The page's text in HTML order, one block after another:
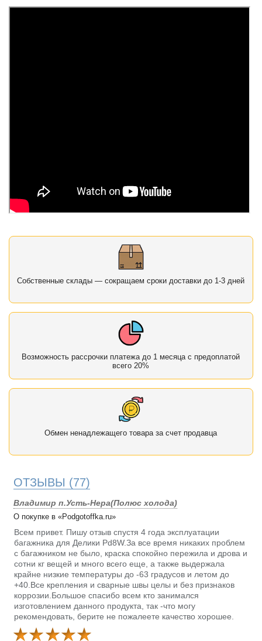
Собственные склады — сокращаем сроки доставки до 1-3 дней
Возможность рассрочки платежа до 1 месяца с предоплатой
всего 20%
Обмен ненадлежащего товара за счет продавца
ОТЗЫВЫ (77)
Владимир п.Усть-Нера(Полюс холода)
О покупке в «Podgotoffka.ru»
Всем привет. Пишу отзыв спустя 4 года эксплуатации
багажника для Делики Pd8W.За все время никаких проблем
с багажником не было, краска спокойно пережила и дрова и
сотни кг вещей и много всего еще, а также выдержала
крайне низкие температуры до -63 градусов и летом до
+40.Все крепления и сварные швы целы и без признаков
коррозии.Большое спасибо всем кто занимался
изготовлением данного продукта, так -что могу
рекомендовать, берите не пожалеете качество хорошее.